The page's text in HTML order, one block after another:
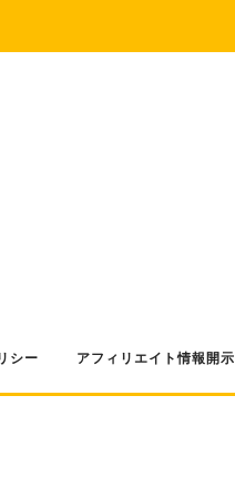
シー アフィリエイト情報開示